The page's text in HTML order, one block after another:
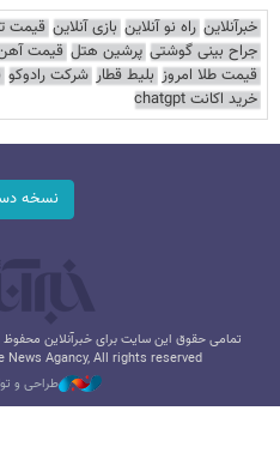
خبرآنلاین راه نو آنلاین بازی آنلاین قیمت
جراح بینی گوشتی پرشین هتل قیمت آهن
قیمت طلا امروز بلیط قطار شرکت رادوکو
خرید اکانت chatgpt
نسخه
تمامی حقوق این سایت برای خبرآنلاین
Agancy, All rights reserved
طراحی و